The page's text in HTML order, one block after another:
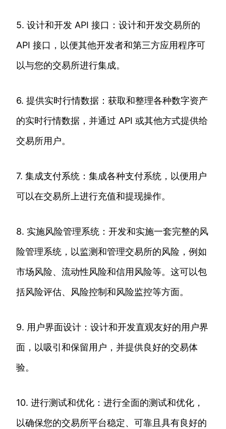
5. 设计和开发 API 接口：设计和开发交易所的
API 接口，以便其他开发者和第三方应用程序可
以与您的交易所进行集成。
6. 提供实时行情数据：获取和整理各种数字资产
的实时行情数据，并通过 API 或其他方式提供给
交易所用户。
7. 集成支付系统：集成各种支付系统，以便用户
可以在交易所上进行充值和提现操作。
8. 实施风险管理系统：开发和实施一套完整的风
险管理系统，以监测和管理交易所的风险，例如
市场风险、流动性风险和信用风险等。这可以包
括风险评估、风险控制和风险监控等方面。
9. 用户界面设计：设计和开发直观友好的用户界
面，以吸引和保留用户，并提供良好的交易体
验。
10. 进行测试和优化：进行全面的测试和优化，
以确保您的交易所平台稳定、可靠且具有良好的